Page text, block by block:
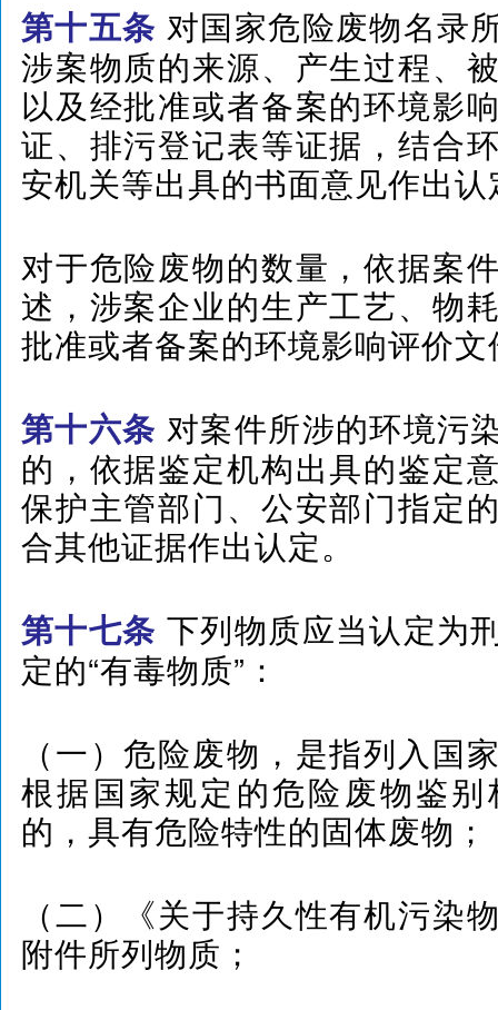
第十五条 对国家危险废物名录
涉案物质的来源、产生过程、
以及经批准或者备案的环境影
证、排污登记表等证据，结合
安机关等出具的书面意见作出
对于危险废物的数量，依据案
述，涉案企业的生产工艺、物
批准或者备案的环境影响评价
第十六条 对案件所涉的环境污
的，依据鉴定机构出具的鉴定
保护主管部门、公安部门指定
合其他证据作出认定。
第十七条 下列物质应当认定为
定的“有毒物质”：
（一）危险废物，是指列入国
根据国家规定的危险废物鉴
的，具有危险特性的固体废物；
（二）《关于持久性有机污染
附件所列物质；